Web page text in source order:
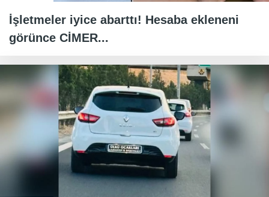
İşletmeler iyice abarttı! Hesaba ekleneni
görünce CİMER...